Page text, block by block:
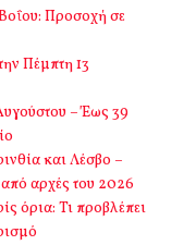
Προσοχή σε
Πέμπτη 13
– Έως 39
και Λέσβο –
αρχές του 2026
όρια: Τι προβλέπει